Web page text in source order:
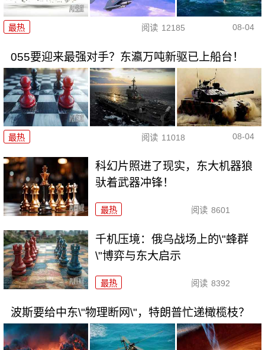
最热 阅读 12185 08-04
055要迎来最强对手？东瀛万吨新驱已上船台！
最热 阅读 11018 08-04
科幻片照进了现实，东大机器狼
驮着武器冲锋！
最热 阅读 8601
千机压境：俄乌战场上的\"蜂群
\"博弈与东大启示
最热 阅读 8392
波斯要给中东\"物理断网\"，特朗普忙递橄榄枝？